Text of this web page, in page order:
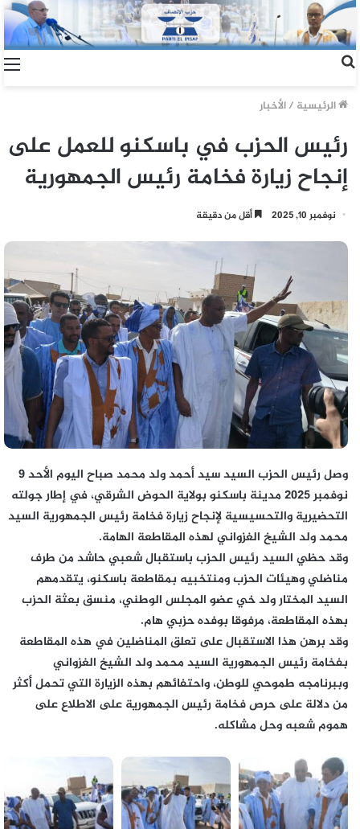
الرئيسية /الأخبار
رئيس الحزب في باسكنو للعمل على
إنجاح زيارة فخامة رئيس الجمهورية
نوفمبر 10, 2025 أقل من دقيقة
وصل رئيس الحزب السيد سيد أحمد ولد محمد صباح اليوم الأحد 9
نوفمبر 2025 مدينة باسكنو بولاية الحوض الشرقي، في إطار جولته
التحضيرية والتحسيسية لإنجاح زيارة فخامة رئيس الجمهورية السيد
محمد ولد الشيخ الغزواني لهذه المقاطعة الهامة.
وقد حظي السيد رئيس الحزب باستقبال شعبي حاشد من طرف
مناضلي وهيئات الحزب ومنتخبيه بمقاطعة باسكنو، يتقدمهم
السيد المختار ولد خي عضو المجلس الوطني، منسق بعثة الحزب
بهذه المقاطعة، مرفوقا بوفده حزبي هام.
وقد برهن هذا الاستقبال على تعلق المناضلين في هذه المقاطعة
بفخامة رئيس الجمهورية السيد محمد ولد الشيخ الغزواني
وببرنامجه طموحي للوطن، واحتفائهم بهذه الزيارة التي تحمل أكثر
من دلالة على حرص فخامة رئيس الجمهورية على الاطلاع على
هموم شعبه وحل مشاكله.